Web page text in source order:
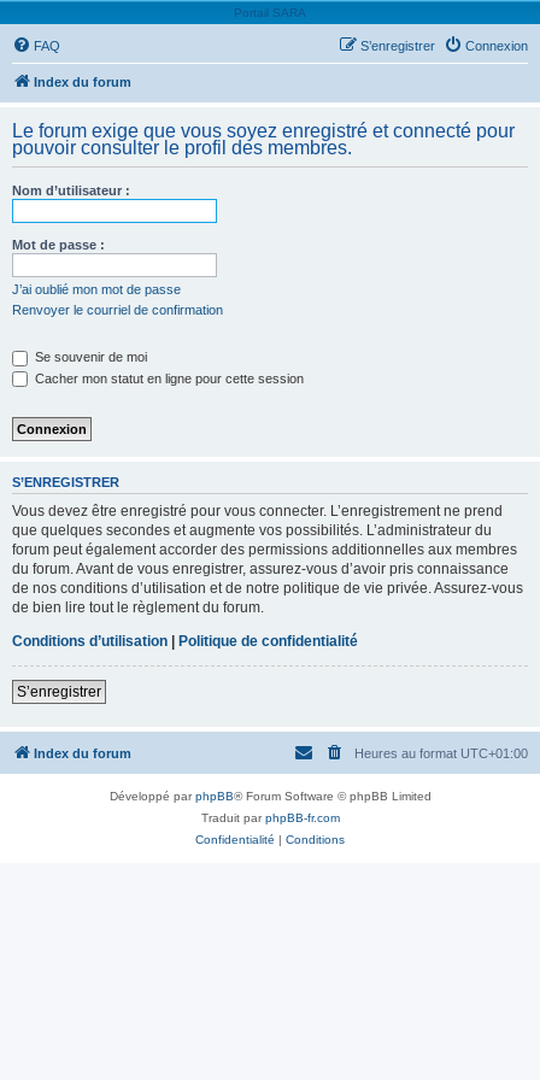
Portail SARA
FAQ Connexion
S’enregistrer
Index du forum
Le forum exige que vous soyez enregistré et connecté pour
pouvoir consulter le profil des membres.
Nom d’utilisateur :
Mot de passe :
J’ai oublié mon mot de passe
Renvoyer le courriel de confirmation
Se souvenir de moi
Cacher mon statut en ligne pour cette session
S’ENREGISTRER
Vous devez être enregistré pour vous connecter. L’enregistrement ne prend
que quelques secondes et augmente vos possibilités. L’administrateur du
forum peut également accorder des permissions additionnelles aux membres
du forum. Avant de vous enregistrer, assurez-vous d’avoir pris connaissance
de nos conditions d’utilisation et de notre politique de vie privée. Assurez-vous
de bien lire tout le règlement du forum.
Conditions d’utilisation | Politique de confidentialité
S’enregistrer
Index du forum Heures au format UTC+01:00
Développé parphpBB® Forum Software © phpBB Limited
Traduit parphpBB-fr.com
Confidentialité | Conditions